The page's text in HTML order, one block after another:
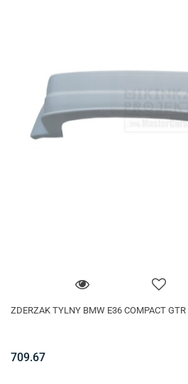
ZDERZAK TYLNY BMW E36 COMPACT GTR
709.67